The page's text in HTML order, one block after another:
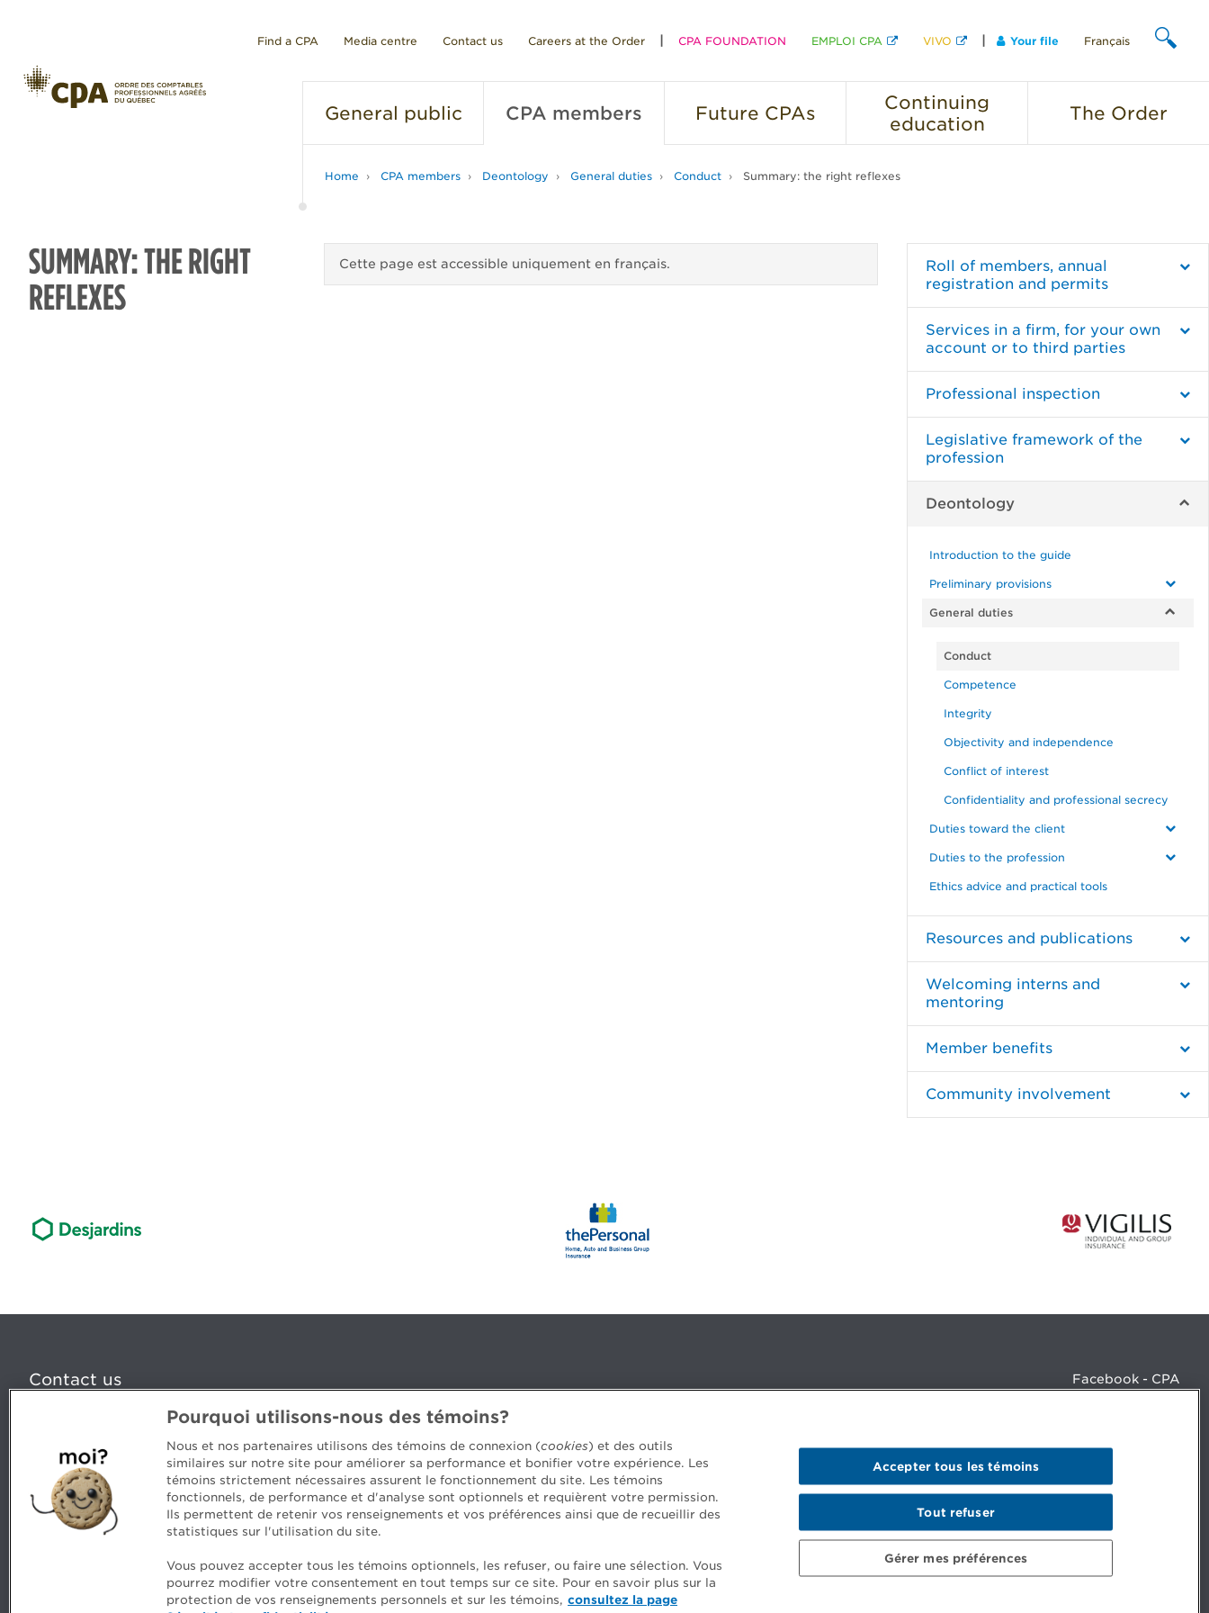
Find a CPA Media centre Contact us Careers at the Order CPA FOUNDATION EMPLOI CPA VIVO Your file Français
General public CPA members Future CPAs
Continuing
education
The Order
Home CPA members Deontology General duties Conduct Summary: the right reflexes
SUMMARY: THE RIGHT
REFLEXES
Cette page est accessible uniquement en français.
Roll of members, annual
registration and permits
Services in a firm, for your own
account or to third parties
Professional inspection
Legislative framework of the
profession
Deontology
Introduction to the guide
Preliminary provisions
General duties
Conduct
Competence
Integrity
Objectivity and independence
Conflict of interest
Confidentiality and professional secrecy
Duties toward the client
Duties to the profession
Ethics advice and practical tools
Resources and publications
Welcoming interns and
mentoring
Member benefits
Community involvement
Contact us
5, Place Ville Marie, bureau 800, Montréal (Québec) H3B 2G2
Questions? Ask our team >
Want to make the Order a part of your career? See our job offers >
Facebook - CPA
LinkedIn - 20 minutes CPA
LinkedIn - Emploi CPA
Security and privacy General terms and conditions
Pourquoi utilisons-nous des témoins?
Nous et nos partenaires utilisons des témoins de connexion (cookies) et des outils
similaires sur notre site pour améliorer sa performance et bonifier votre expérience. Les
témoins strictement nécessaires assurent le fonctionnement du site. Les témoins
fonctionnels, de performance et d'analyse sont optionnels et requièrent votre permission.
Ils permettent de retenir vos renseignements et vos préférences ainsi que de recueillir des
statistiques sur l'utilisation du site.
Vous pouvez accepter tous les témoins optionnels, les refuser, ou faire une sélection. Vous
pourrez modifier votre consentement en tout temps sur ce site. Pour en savoir plus sur la
protection de vos renseignements personnels et sur les témoins, consultez la page
Gérer mes préférences
Tout refuser
Accepter tous les témoins